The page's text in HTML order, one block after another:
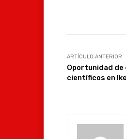
ARTÍCULO ANTERIOR
Oportunidad de
científicos en